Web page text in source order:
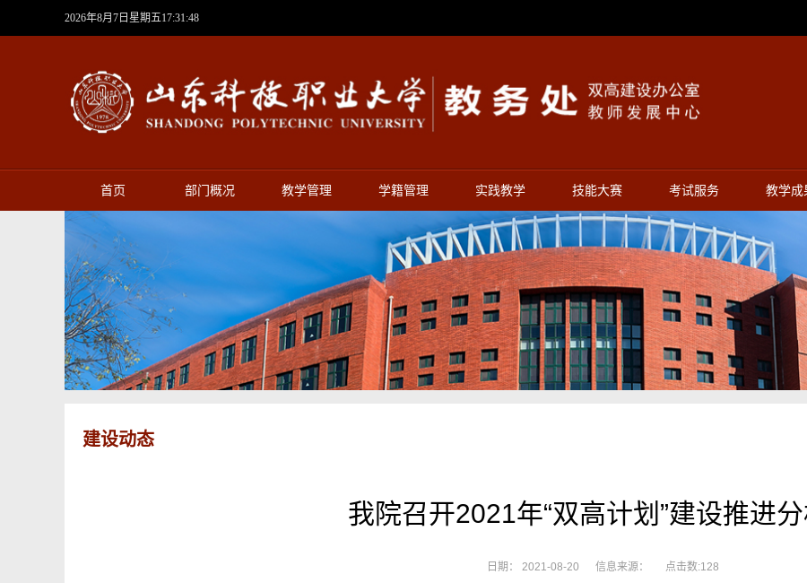
2026年8月7日星期五17:31:49
首页 部门概况 教学管理 学籍管理 实践教学 技能大赛 考试服务 教学成
建设动态
我院召开2021年“双高计划”建设推进
日期： 2021-08-20 信息来源： 点击数:128